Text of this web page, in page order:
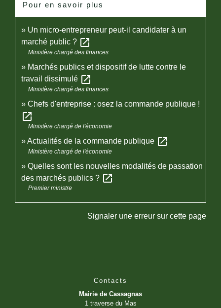
Pour en savoir plus
Un micro-entrepreneur peut-il candidater à un
marché public ? open_in_new
Ministère chargé des finances
Marchés publics et dispositif de lutte contre le
travail dissimulé open_in_new
Ministère chargé des finances
Chefs d'entreprise : osez la commande publique !
open_in_new
Ministère chargé de l'économie
Actualités de la commande publique open_in_new
Ministère chargé de l'économie
Quelles sont les nouvelles modalités de passation
des marchés publics ? open_in_new
Premier ministre
Signaler une erreur sur cette page
Contacts
Mairie de Cassagnas
1 traverse du Mas